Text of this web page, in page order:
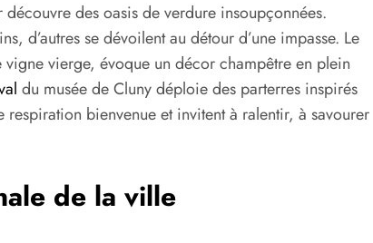
des oasis de verdure insoupçonnées.
d’autres se dévoilent au détour d’une impasse. Le
vierge, évoque un décor champêtre en plein
du musée de Cluny déploie des parterres inspirés
bienvenue et invitent à ralentir, à savourer
de la ville